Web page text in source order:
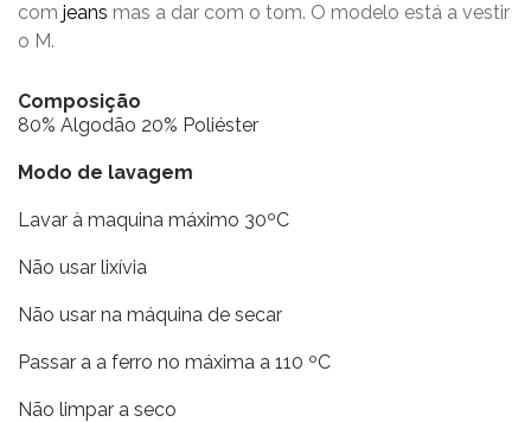
com jeans mas a dar com o tom. O modelo está a vestir
o M.
Composição
80% Algodão 20% Poliéster
Modo de lavagem
Lavar à maquina máximo 30ºC
Não usar lixívia
Não usar na máquina de secar
Passar a a ferro no máxima a 110 ºC
Não limpar a seco